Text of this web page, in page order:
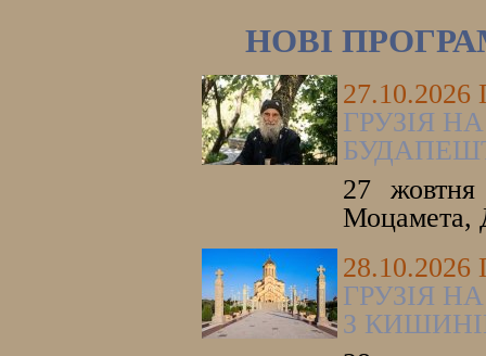
НОВІ
27.10.2026
ГРУЗІЯ
27
Моцамета,
28.10.2026
ГРУЗІЯ
З